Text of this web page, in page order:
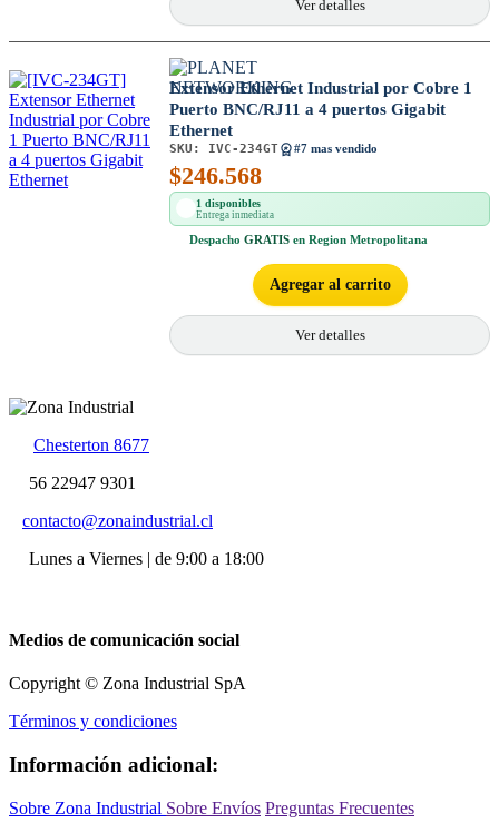
Ver detalles
Extensor Ethernet Industrial por Cobre 1
Puerto BNC/RJ11 a 4 puertos Gigabit
Ethernet
SKU: IVC-234GT #7 mas vendido
$246.568
1 disponibles
Entrega inmediata
Despacho GRATIS en Region Metropolitana
Agregar al carrito
Ver detalles
Chesterton 8677
56 22947 9301
contacto@zonaindustrial.cl
Lunes a Viernes | de 9:00 a 18:00
Medios de comunicación social
Copyright © Zona Industrial SpA
Términos y condiciones
Información adicional:
Sobre Zona Industrial Sobre Envíos Preguntas Frecuentes